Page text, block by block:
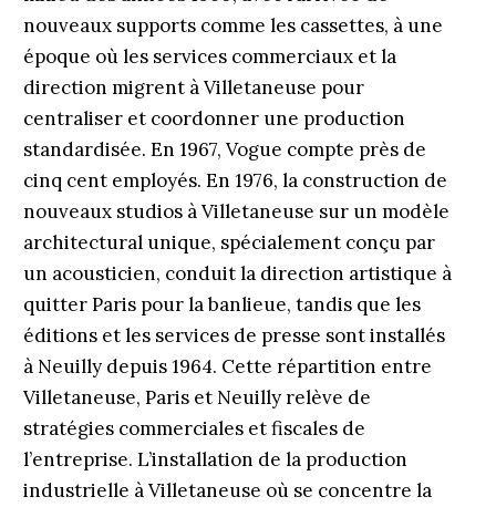
nouveaux supports comme les cassettes, à une
époque où les services commerciaux et la
direction migrent à Villetaneuse pour
centraliser et coordonner une production
standardisée. En 1967, Vogue compte près de
cinq cent employés. En 1976, la construction de
nouveaux studios à Villetaneuse sur un modèle
architectural unique, spécialement conçu par
un acousticien, conduit la direction artistique à
quitter Paris pour la banlieue, tandis que les
éditions et les services de presse sont installés
à Neuilly depuis 1964. Cette répartition entre
Villetaneuse, Paris et Neuilly relève de
stratégies commerciales et fiscales de
l’entreprise. L’installation de la production
industrielle à Villetaneuse où se concentre la